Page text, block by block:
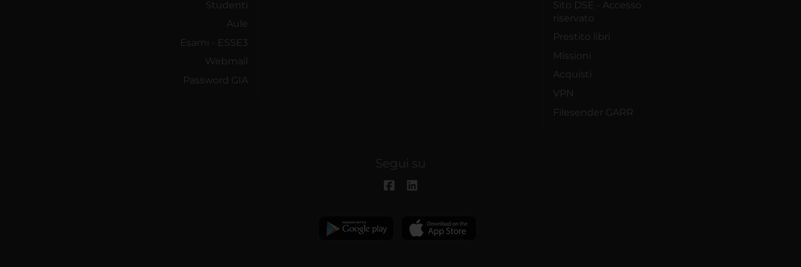
Studenti
Aule
Esami - ESSE3
Webmail
Password GIA
Sito DSE - Accesso
riservato
Prestito libri
Missioni
Acquisti
VPN
Filesender GARR
Segui su